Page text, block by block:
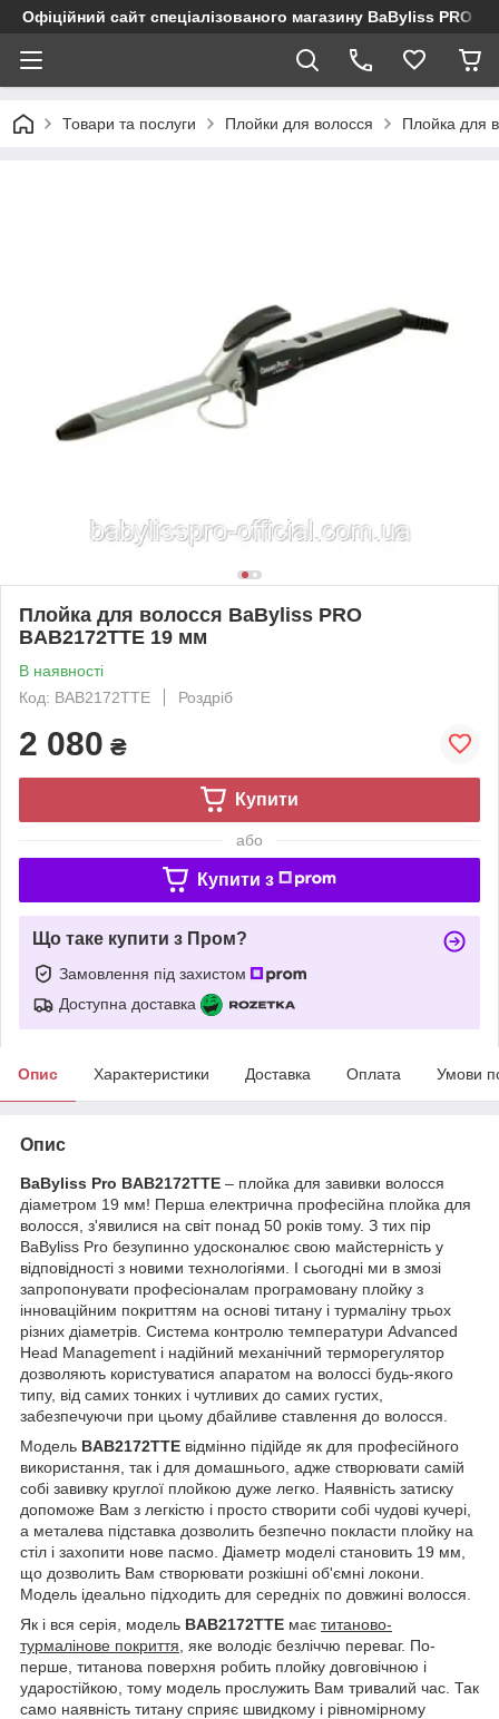
Офіційний сайт спеціалізованого магазину BaByliss PRO
Товари та послуги Плойки для волосся Плойка для
Плойка для волосся BaByliss PRO
BAB2172TTE 19 мм
В наявності
Код: BAB2172TTE
Роздріб
2 080 ₴
Купити
або
Купити з
Що таке купити з Пром?
Замовлення під захистом
Доступна доставка
Опис Характеристики Доставка Оплата Умови
Опис
BaByliss Pro BAB2172TTE – плойка для завивки волосся
діаметром 19 мм! Перша електрична професійна плойка для
волосся, з'явилися на світ понад 50 років тому. З тих пір
BaByliss Pro безупинно удосконалює свою майстерність у
відповідності з новими технологіями. І сьогодні ми в змозі
запропонувати професіоналам програмовану плойку з
інноваційним покриттям на основі титану і турмаліну трьох
різних діаметрів. Система контролю температури Advanced
Head Management і надійний механічний терморегулятор
дозволяють користуватися апаратом на волоссі будь-якого
типу, від самих тонких і чутливих до самих густих,
забезпечуючи при цьому дбайливе ставлення до волосся.
Модель BAB2172TTE відмінно підійде як для професійного
використання, так і для домашнього, адже створювати самій
собі завивку круглої плойкою дуже легко. Наявність затиску
допоможе Вам з легкістю і просто створити собі чудові кучері,
а металева підставка дозволить безпечно покласти плойку на
стіл і захопити нове пасмо. Діаметр моделі становить 19 мм,
що дозволить Вам створювати розкішні об'ємні локони.
Модель ідеально підходить для середніх по довжині волосся.
Як і вся серія, модель BAB2172TTE має титаново-
турмалінове покриття , яке володіє безліччю переваг. По-
перше, титанова поверхня робить плойку довговічною і
ударостійкою, тому модель прослужить Вам тривалий час. Так
само наявність титану сприяє швидкому і рівномірному